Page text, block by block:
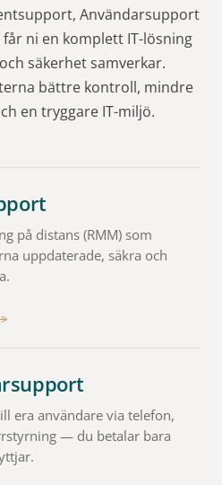
Användarsupport
ni en komplett IT-lösning
säkerhet samverkar.
bättre kontroll, mindre
en tryggare IT-miljö.
på distans (RMM) som
uppdaterade, säkra och
era användare via telefon,
— du betalar bara